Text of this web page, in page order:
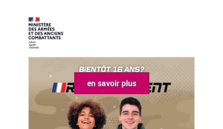
en savoir plus